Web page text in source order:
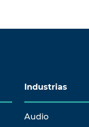
Industrias
Audio